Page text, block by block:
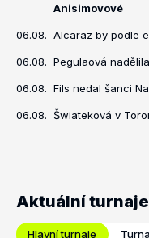
Anisimovové
06.08. Alcaraz by podle
06.08. Pegulaová
06.08. Fils nedal šanci
06.08. Šwiateková v
Aktuální turnaje
Hlavní turnaje